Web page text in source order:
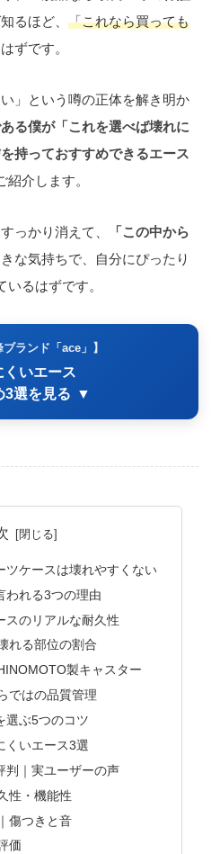
るほど、 「これなら買っても
ずです。
」という噂の正体を解き明か
る僕が「これを選べば壊れに
持っておすすめできるエース
介します。
っかり消えて、
「この中から
な気持ちで、自分にぴったり
るはずです。
ブランド「ace」】
くいエース
3選を見る ▼
ツケースは壊れやすくない
われる3つの理由
スのリアルな耐久性
れる部位の割合
製キャスター
ではの品質管理
選ぶ5つのコツ
くいエース3選
判｜実ユーザーの声
性・機能性
傷つきと音
価